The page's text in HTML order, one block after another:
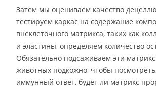
Затем мы оцениваем качество
тестируем каркас на содержание
внеклеточного матрикса, таких как
и эластины, определяем количество
Обязательно подсаживаем эти
животных подкожно, чтобы
иммунный ответ, будет ли матрикс